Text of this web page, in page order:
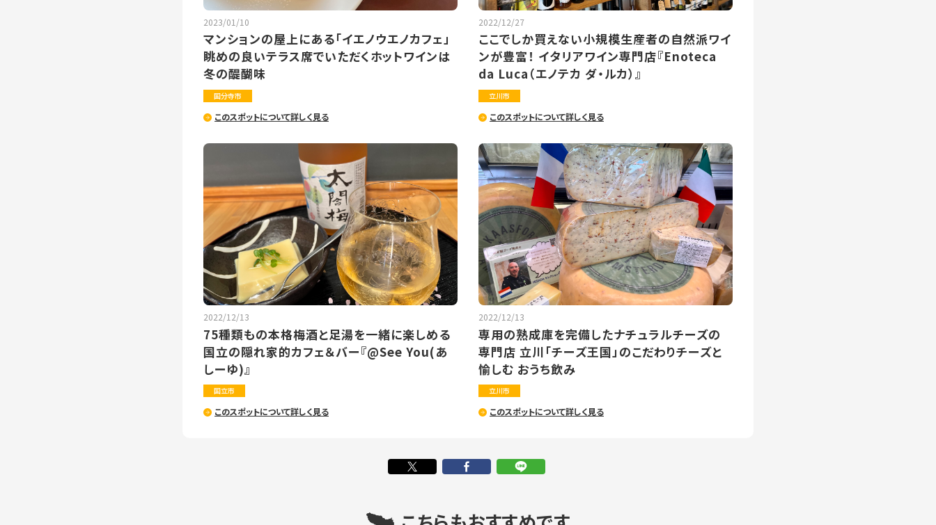
2023/01/10
マンションの屋上にある「イエノウエノカフェ」
眺めの良いテラス席でいただくホットワインは
冬の醍醐味
国分寺市
このスポットについて詳しく見る
2022/12/27
ここでしか買えない小規模生産者の自然派ワイ
ンが豊富！ イタリアワイン専門店『Enoteca
da Luca（エノテカ ダ・ルカ）』
立川市
このスポットについて詳しく見る
2022/12/13
75種類もの本格梅酒と足湯を一緒に楽しめる
国立の隠れ家的カフェ＆バー『@See You(あ
しーゆ)』
国立市
このスポットについて詳しく見る
2022/12/13
専用の熟成庫を完備したナチュラルチーズの
専門店 立川「チーズ王国」のこだわりチーズと
愉しむ おうち飲み
立川市
このスポットについて詳しく見る